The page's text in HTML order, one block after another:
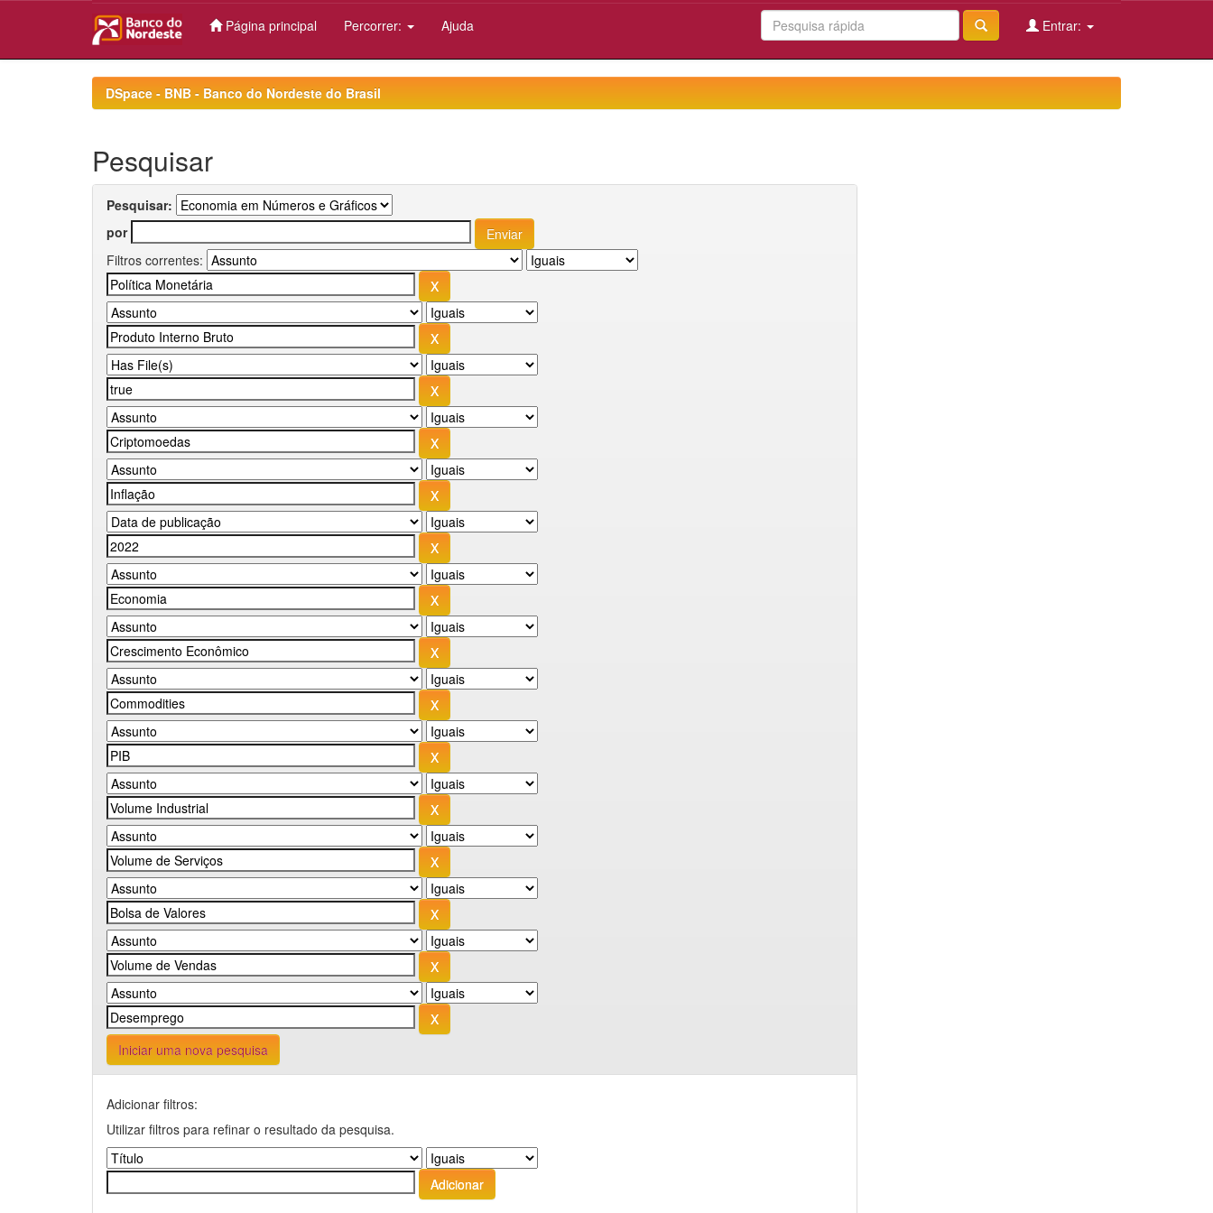
Página principal Percorrer: Ajuda Entrar:
DSpace - BNB - Banco do Nordeste do Brasil
Pesquisar
Pesquisar:
por
Filtros correntes:
Iniciar uma nova pesquisa
Adicionar filtros:
Utilizar filtros para refinar o resultado da pesquisa.